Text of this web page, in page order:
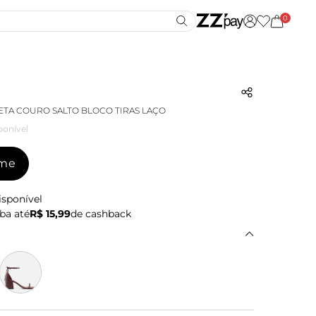
0
COURO SALTO BLOCO TIRAS LAÇO
atéR$ 15,99de cashback